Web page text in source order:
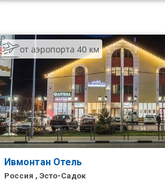
от аэропорта 40 км
Ивмонтан Отель
Россия , Эсто-Садок